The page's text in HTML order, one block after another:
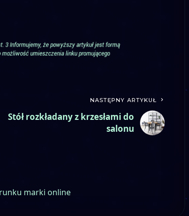
NASTĘPNY ARTYKUŁ
Stół rozkładany z krzesłami do
salonu
marki online